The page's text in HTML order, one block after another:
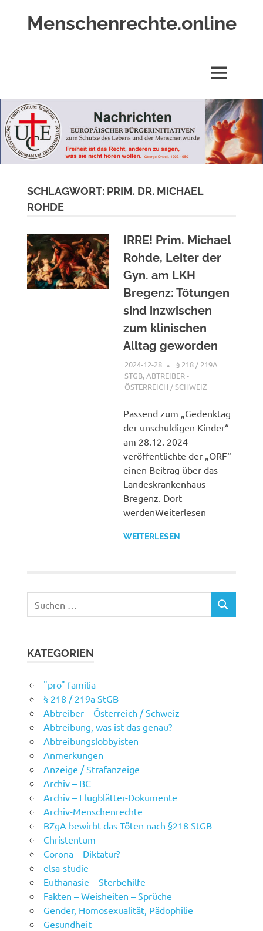
Menschenrechte.online
Geborene
wie
für
Ungeborene
MENÜ
SCHLAGWORT: PRIM. DR. MICHAEL
ROHDE
IRRE! Prim. Michael
Rohde, Leiter der
Gyn. am LKH
Bregenz: Tötungen
sind inzwischen
zum klinischen
Alltag geworden
2024-12-28 XX
§ 218 / 219A
STGB,ABTREIBER -
ÖSTERREICH / SCHWEIZ
Passend zum „Gedenktag
der unschuldigen Kinder“
am 28.12. 2024
veröffentlichte der „ORF“
einen Beitrag über das
Landeskrankenhaus
Bregenz. Dort
werdenWeiterlesen
WEITERLESEN
nach:
SUCHEN
KATEGORIEN
"pro" familia
§ 218 / 219a StGB
Abtreiber – Österreich / Schweiz
Abtreibung, was ist das genau?
Abtreibungslobbyisten
Anmerkungen
Anzeige / Strafanzeige
Archiv – BC
Archiv – Flugblätter-Dokumente
Archiv-Menschenrechte
BZgA bewirbt das Töten nach §218 StGB
Christentum
Corona – Diktatur?
elsa-studie
Euthanasie – Sterbehilfe –
Fakten – Weisheiten – Sprüche
Gender, Homosexualität, Pädophilie
Gesundheit